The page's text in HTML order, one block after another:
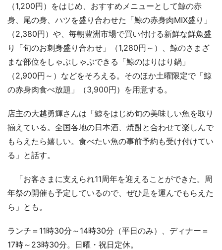
（1,200円）をはじめ、おすすめメニューとして鯨の赤
身、尾の身、ハツを盛り合わせた「鯨の赤身肉MIX盛り」
（2,380円）や、毎朝豊洲市場で買い付ける新鮮な鮮魚盛
り「旬のお刺身盛り合わせ」（1,280円～）、鯨のさまざ
まな部位をしゃぶしゃぶできる「鯨のはりはり鍋」
（2,900円～）などをそろえる。そのほか土曜限定で「鯨
の赤身肉食べ放題」（3,900円）を用意する。
店主の大越勇輝さんは「鯨をはじめ旬の美味しい魚を取り
揃えている。全国各地の日本酒、焼酎と合わせて楽しんで
もらえたら嬉しい。食べたい魚の事前予約も受け付けてい
る」と話す。
「お客さまに支えられ11周年を迎えることができた。周
年祭の開催も予定しているので、ぜひ足を運んでもらえた
ら」とも。
ランチ＝11時30分～14時30分（平日のみ）、ディナー＝
17時～23時30分。日曜・祝日定休。